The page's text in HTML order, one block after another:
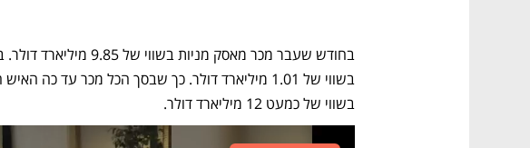
בשווי של כמעט 12 מיליארד דולר.